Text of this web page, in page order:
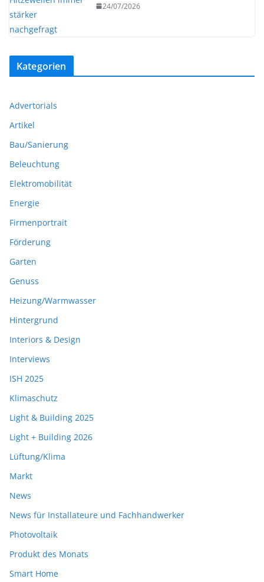
24/07/2026
Kategorien
Advertorials
Artikel
Bau/Sanierung
Beleuchtung
Elektromobilität
Energie
Firmenportrait
Förderung
Garten
Genuss
Heizung/Warmwasser
Hintergrund
Interiors & Design
Interviews
ISH 2025
Klimaschutz
Light & Building 2025
Light + Building 2026
Lüftung/Klima
Markt
News
News für Installateure und Fachhandwerker
Photovoltaik
Produkt des Monats
Smart Home